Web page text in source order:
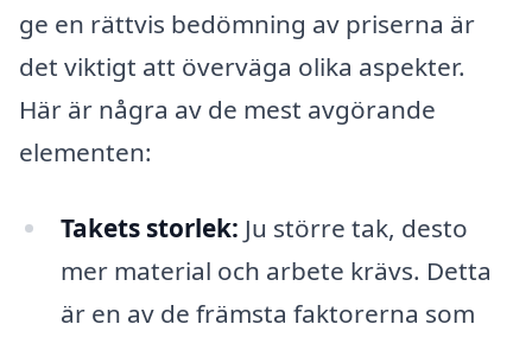
ge en rättvis bedömning av priserna är
det viktigt att överväga olika aspekter.
Här är några av de mest avgörande
elementen:
Takets storlek: Ju större tak, desto
mer material och arbete krävs. Detta
är en av de främsta faktorerna som